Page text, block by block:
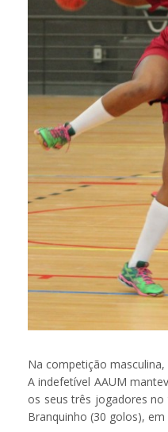
Na competição
A indefetível AAUM
os seus três jogadores no
Branquinho (30 golos), em